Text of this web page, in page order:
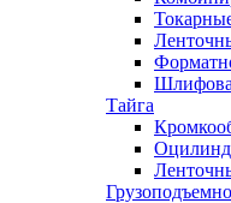
Тайга